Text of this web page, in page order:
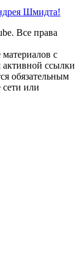
Шмидта!
Все права
с
активной ссылки
обязательным
или